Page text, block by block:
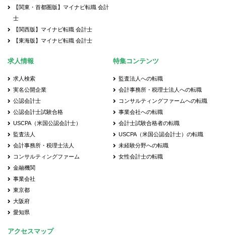
【関東・首都圏版】マイナビ転職 会計
士
【関西版】マイナビ転職 会計士
【東海版】マイナビ転職 会計士
求人情報
求人検索
実名公開企業
公認会計士
公認会計士試験合格
USCPA（米国公認会計士）
監査法人
会計事務所・税理士法人
コンサルティングファーム
金融機関
事業会社
東京都
大阪府
愛知県
特集コンテンツ
監査法人への転職
会計事務所・税理士法人への転職
コンサルティングファームへの転職
事業会社への転職
会計士試験合格者の転職
USCPA（米国公認会計士）の転職
未経験分野への転職
女性会計士の転職
アクセスマップ